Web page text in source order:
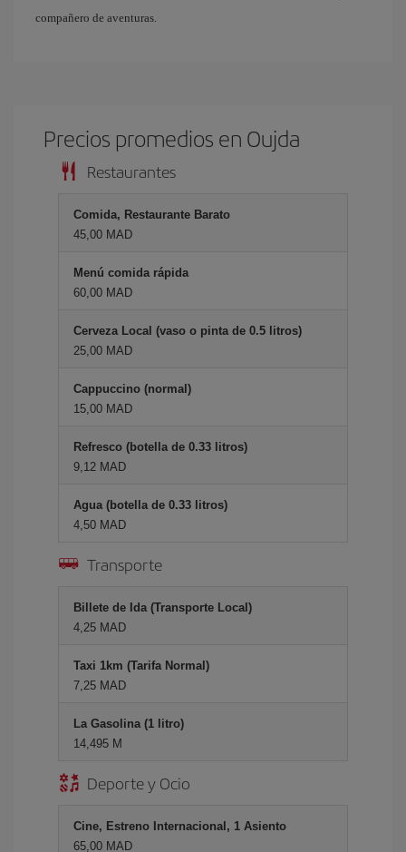
compañero de aventuras.
Precios promedios en Oujda
Restaurantes
Comida, Restaurante Barato
45,00 MAD
Menú comida rápida
60,00 MAD
Cerveza Local (vaso o pinta de 0.5 litros)
25,00 MAD
Cappuccino (normal)
15,00 MAD
Refresco (botella de 0.33 litros)
9,12 MAD
Agua (botella de 0.33 litros)
4,50 MAD
Transporte
Billete de Ida (Transporte Local)
4,25 MAD
Taxi 1km (Tarifa Normal)
7,25 MAD
La Gasolina (1 litro)
14,495 M
Deporte y Ocio
Cine, Estreno Internacional, 1 Asiento
65,00 MAD